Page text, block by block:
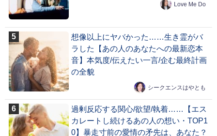
Love Me Do
想像以上にヤバかった……生き霊がバ
ラした【あの人のあなたへの最新恋本
音】本気度/伝えたい一言/企む最終計画
の全貌
シークエンスはやとも
過剰反応する関心/欲望/執着……【エス
カレートし続けるあの人の想い・TOP1
0】暴走寸前の愛情の矛先は、あなた？